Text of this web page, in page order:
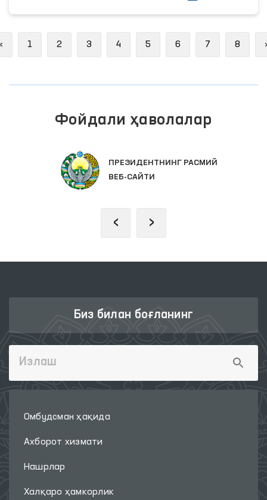
Previous
1 2 3 4 5 6 7 8
Фойдали ҳаволалар
ПРЕЗИДЕНТНИНГ РАСМИЙ
ВЕБ-САЙТИ
‹ ›
Биз билан боғланинг
Омбудсман ҳақида
Ахборот хизмати
Нашрлар
Халқаро ҳамкорлик